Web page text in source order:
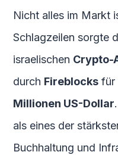
Nicht alles im Markt
Schlagzeilen sorgte
israelischen Crypto-
durch Fireblocks für
Millionen US-Dollar
als eines der
Buchhaltung und